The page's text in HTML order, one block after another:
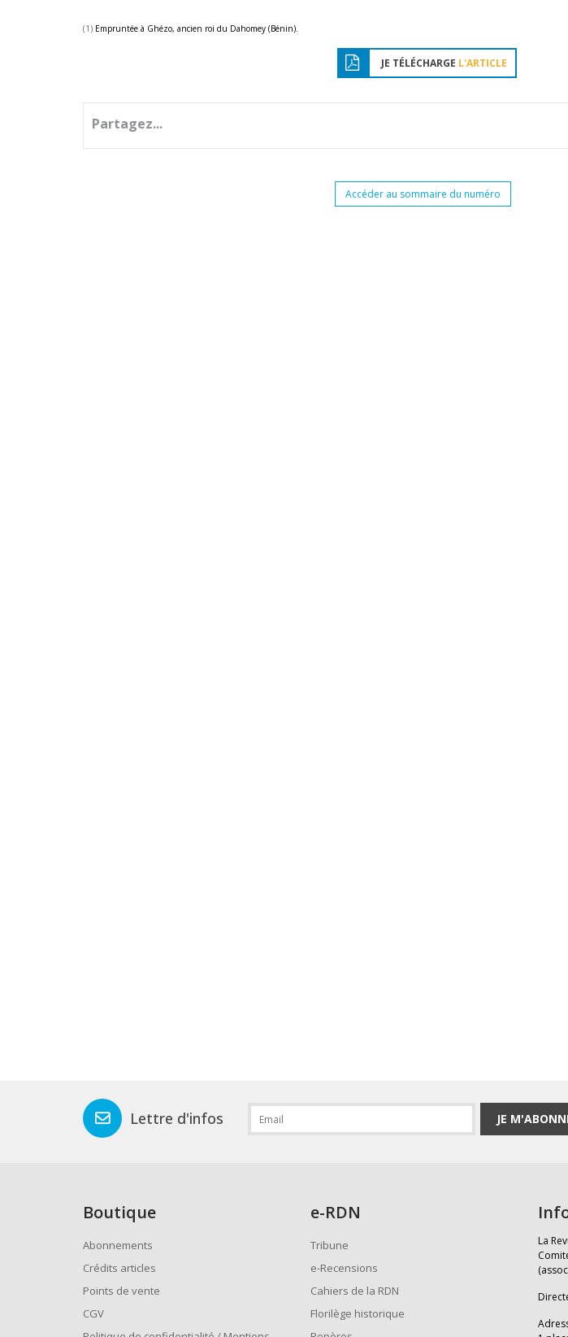
(1) Empruntée à Ghézo, ancien roi du Dahomey (Bénin).
JE TÉLÉCHARGE L'ARTICLE
Partagez...
Accéder au sommaire du numéro
Lettre d'infos JE
Boutique
Abonnements
Crédits articles
Points de vente
CGV
e-RDN
Tribune
e-Recensions
Cahiers de la RDN
Florilège historique
La